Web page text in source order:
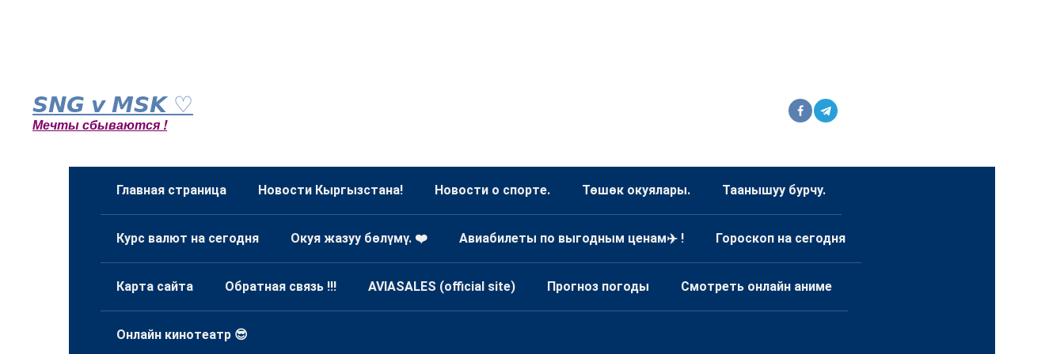
контенту𝙎𝙉𝙂 𝙫 𝙈𝙎𝙆 ♡
Мечты сбываются !
Главная страница Новости Кыргызстана! Новости о спорте. Төшөк окуялары. Таанышуу бурчу.
Курс валют на сегодня Окуя жазуу бөлүмү. ❤️ Авиабилеты по выгодным ценам✈️ ! Гороскоп на сегодня
Карта сайта Обратная связь !!! AVIASALES (official site) Прогноз погоды Смотреть онлайн аниме
Онлайн кинотеатр 😎